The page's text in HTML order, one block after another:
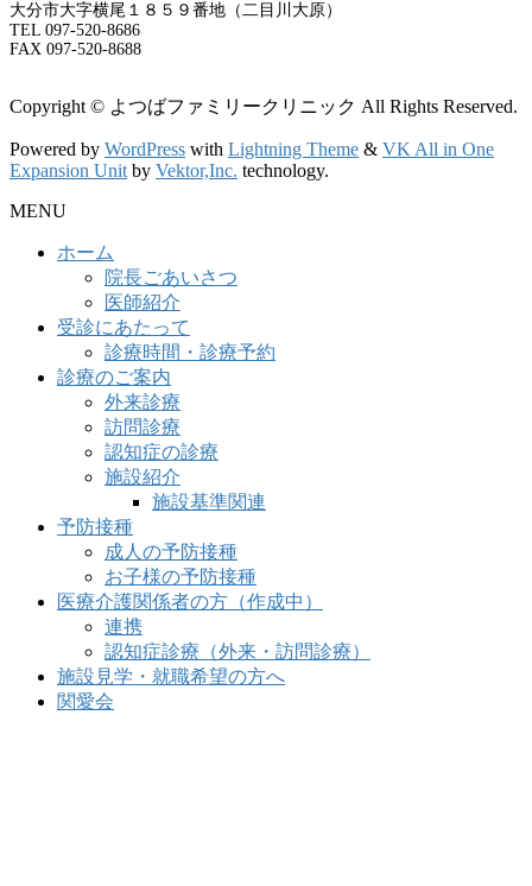
大分市大字横尾１８５９番地（二目川大原）
TEL 097-520-8686
FAX 097-520-8688
Copyright © よつばファミリークリニック All Rights Reserved.
Powered by WordPress with Lightning Theme & VK All in One
Expansion Unit by Vektor,Inc. technology.
MENU
ホーム
院長ごあいさつ
医師紹介
受診にあたって
診療時間・診療予約
診療のご案内
外来診療
訪問診療
認知症の診療
施設紹介
施設基準関連
予防接種
成人の予防接種
お子様の予防接種
医療介護関係者の方（作成中）
連携
認知症診療（外来・訪問診療）
施設見学・就職希望の方へ
関愛会